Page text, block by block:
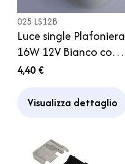
025 LS12B
Luce single Plafoniera
16W 12V Bianco con
Interruttore Camper
4,40 €
Visualizza dettaglio